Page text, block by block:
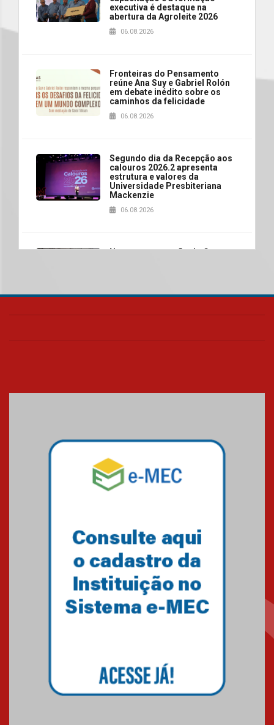
executiva é destaque na
abertura da Agroleite 2026
06.08.2026
Fronteiras do Pensamento
reúne Ana Suy e Gabriel Rolón
em debate inédito sobre os
caminhos da felicidade
06.08.2026
Segundo dia da Recepção aos
calouros 2026.2 apresenta
estrutura e valores da
Universidade Presbiteriana
Mackenzie
06.08.2026
Nova apresentação do Centro
realizará nova edição da Feira
04.08.2026
Mackenzie recepciona os
calouros do segundo semestre
Como o Colégio Mackenzie
Brasília prepara seus
estudantes para o PAS antes
mesmo do Ensino Médio
04.08.2026